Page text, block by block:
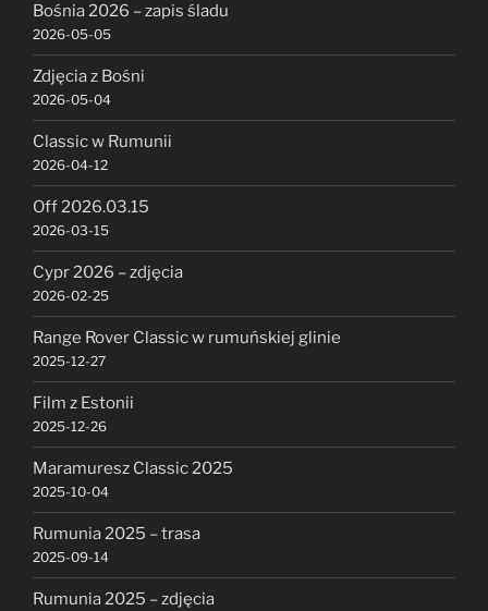
Bośnia 2026 – zapis śladu
2026-05-05
Zdjęcia z Bośni
2026-05-04
Classic w Rumunii
2026-04-12
Off 2026.03.15
2026-03-15
Cypr 2026 – zdjęcia
2026-02-25
Range Rover Classic w rumuńskiej glinie
2025-12-27
Film z Estonii
2025-12-26
Maramuresz Classic 2025
2025-10-04
Rumunia 2025 – trasa
2025-09-14
Rumunia 2025 – zdjęcia